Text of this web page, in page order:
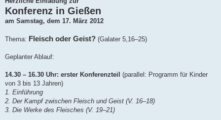
Konferenz in Gießen
am Samstag, dem 17. März 2012
Thema: Fleisch oder Geist? (Galater 5,16–25)
Geplanter Ablauf:
14.30 – 16.30 Uhr: erster Konferenzteil (parallel: Programm für Kinder
von 3 bis 13 Jahren)
1. Einführung
2. Der Kampf zwischen Fleisch und Geist (V. 16–18)
3. Die Werke des Fleisches (V. 19–21)